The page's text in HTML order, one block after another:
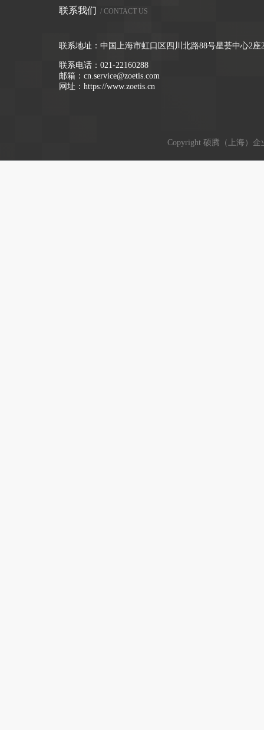
联系我们 / CONTACT US
联系地址：中国上海市虹口区四川北路88号星荟中心2座
联系电话： 021-22160288
邮箱： cn.service@zoetis.com
网址： https://www.zoetis.cn
Copyright 硕腾（上海）